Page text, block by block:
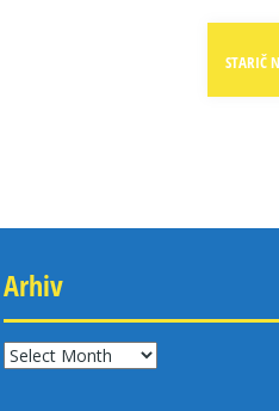
STARIČ
Arhiv
Arhiv